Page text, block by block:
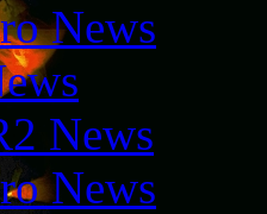
News
News
News